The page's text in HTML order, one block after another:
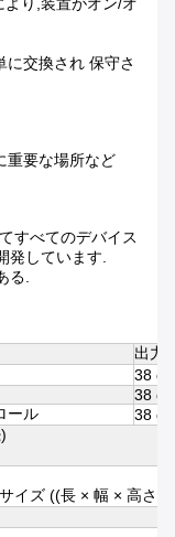
り,装置がオン/オ
交換され 保守さ
重要な場所など
すべてのデバイス
発しています.
る.
出力
38
38
ール
38
イズ ((長 × 幅 × 高さ):